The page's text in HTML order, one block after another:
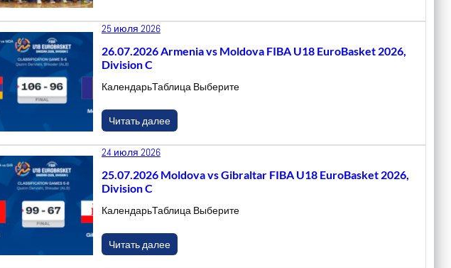
25 июля 2026
26.07.2026 Armenia vs Moldova FIBA U18 EuroBasket 2026,
Division C
КалендарьТаблица Выберите
Читать далее
24 июля 2026
25.07.2026 Moldova vs Gibraltar FIBA U18 EuroBasket 2026,
Division C
КалендарьТаблица Выберите
Читать далее